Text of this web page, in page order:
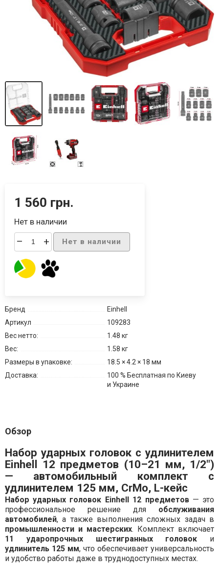
1 560 грн.
Нет в наличии
– + Нет в наличии
Бренд
Einhell
Артикул
109283
Вес нетто:
1.48 кг
Вес:
1.58 кг
Размеры в упаковке:
18.5 × 4.2 × 18 мм
Доставка:
100 % Бесплатная по Киеву
и Украине
Обзор
Набор ударных головок с удлинителем
Einhell 12 предметов (10–21 мм, 1/2")
— автомобильный комплект с
удлинителем 125 мм, CrMo, L-кейс
Набор ударных головок Einhell 12 предметов— это
профессиональное решение для обслуживания
автомобилей, а также выполнения сложных задач в
промышленности и мастерских. Комплект включает
11 ударопрочных шестигранных головок и
удлинитель 125 мм, что обеспечивает универсальность
и удобство работы даже в труднодоступных местах.